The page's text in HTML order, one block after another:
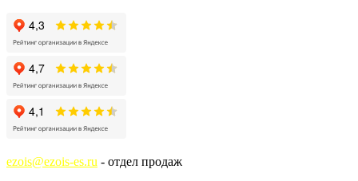
ezois@ezois-es.ru - отдел продаж